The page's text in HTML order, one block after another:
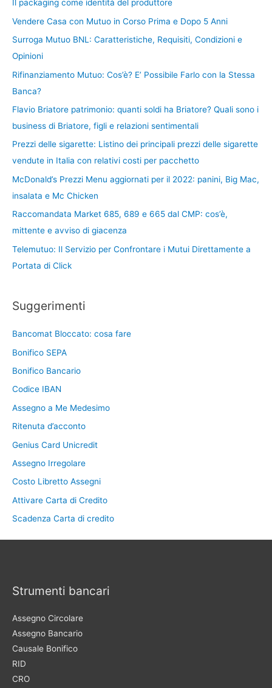
Il packaging come identità del produttore
Vendere Casa con Mutuo in Corso Prima e Dopo 5 Anni
Surroga Mutuo BNL: Caratteristiche, Requisiti, Condizioni e
Opinioni
Rifinanziamento Mutuo: Cos’è? E’ Possibile Farlo con la Stessa
Banca?
Flavio Briatore patrimonio: quanti soldi ha Briatore? Quali sono i
business di Briatore, figli e relazioni sentimentali
Prezzi delle sigarette: Listino dei principali prezzi delle sigarette
vendute in Italia con relativi costi per pacchetto
McDonald’s Prezzi Menu aggiornati per il 2022: panini, Big Mac,
insalata e Mc Chicken
Raccomandata Market 685, 689 e 665 dal CMP: cos’è,
mittente e avviso di giacenza
Telemutuo: Il Servizio per Confrontare i Mutui Direttamente a
Portata di Click
Suggerimenti
Bancomat Bloccato: cosa fare
Bonifico SEPA
Bonifico Bancario
Codice IBAN
Assegno a Me Medesimo
Ritenuta d’acconto
Genius Card Unicredit
Assegno Irregolare
Costo Libretto Assegni
Attivare Carta di Credito
Scadenza Carta di credito
Strumenti bancari
Assegno Circolare
Assegno Bancario
Causale Bonifico
RID
CRO